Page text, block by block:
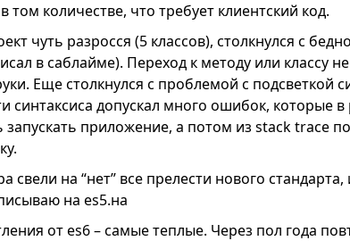
том количестве, что требует клиентский код.
чуть разросся (5 классов), столкнулся с
в саблайме). Переход к методу или классу
Еще столкнулся с проблемой с подсветкой
синтаксиса допускал много ошибок, которые
запускать приложение, а потом из stack trace
свели на “нет” все прелести нового
на es5.на
от es6 – самые теплые. Через пол года